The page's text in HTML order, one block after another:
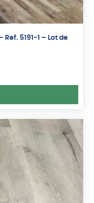
5191-1 – Lot de